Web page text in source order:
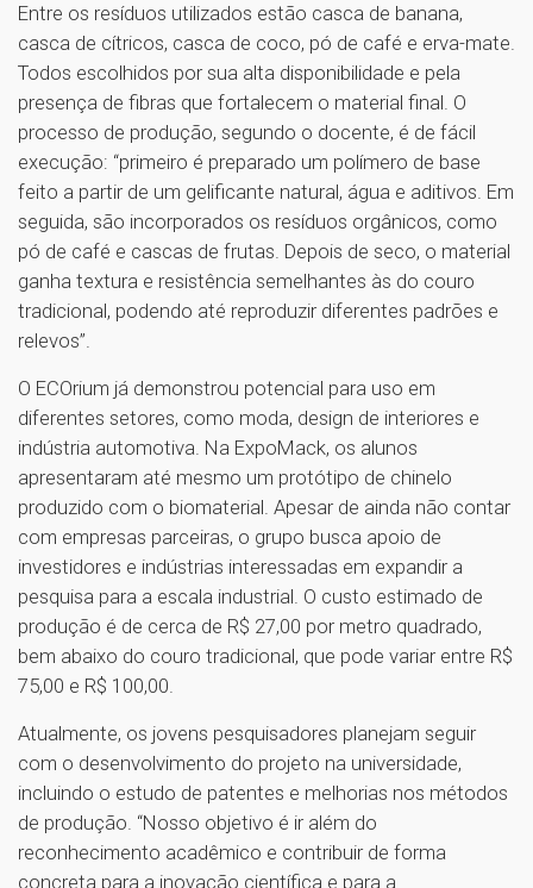
Entre os resíduos utilizados estão casca de banana,
casca de cítricos, casca de coco, pó de café e erva-mate.
Todos escolhidos por sua alta disponibilidade e pela
presença de fibras que fortalecem o material final. O
processo de produção, segundo o docente, é de fácil
execução: “primeiro é preparado um polímero de base
feito a partir de um gelificante natural, água e aditivos. Em
seguida, são incorporados os resíduos orgânicos, como
pó de café e cascas de frutas. Depois de seco, o material
ganha textura e resistência semelhantes às do couro
tradicional, podendo até reproduzir diferentes padrões e
relevos”.
O ECOrium já demonstrou potencial para uso em
diferentes setores, como moda, design de interiores e
indústria automotiva. Na ExpoMack, os alunos
apresentaram até mesmo um protótipo de chinelo
produzido com o biomaterial. Apesar de ainda não contar
com empresas parceiras, o grupo busca apoio de
investidores e indústrias interessadas em expandir a
pesquisa para a escala industrial. O custo estimado de
produção é de cerca de R$ 27,00 por metro quadrado,
bem abaixo do couro tradicional, que pode variar entre R$
75,00 e R$ 100,00.
Atualmente, os jovens pesquisadores planejam seguir
com o desenvolvimento do projeto na universidade,
incluindo o estudo de patentes e melhorias nos métodos
de produção. “Nosso objetivo é ir além do
reconhecimento acadêmico e contribuir de forma
concreta para a inovação científica e para a